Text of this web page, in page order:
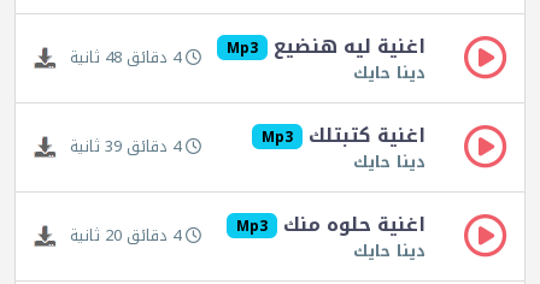
اغنية ليه هنضيع Mp3
دينا حايك 4 دقائق 48 ثانية
اغنية كتبتلك Mp3
دينا حايك 4 دقائق 39 ثانية
اغنية حلوه منك Mp3
دينا حايك 4 دقائق 20 ثانية